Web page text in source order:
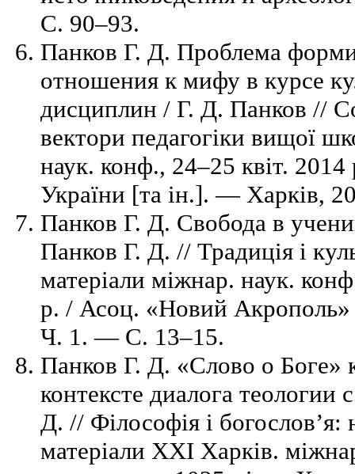
C. 90–93.
Панков Г. Д. Проблема
отношения к мифу в курсе
дисциплин / Г. Д. Панков //
вектори педагогіки вищої
наук. конф., 24–25 квіт.
України [та ін.]. — Харків,
Панков Г. Д. Свобода в
Панков Г. Д. // Традиція і
матеріали міжнар. наук.
р. / Асоц. «Новий
Ч. 1. — C. 13–15.
Панков Г. Д. «Слово о Боге»
контексте диалога
Д. // Філософія і богослов’я:
матеріали ХХІ Харків.